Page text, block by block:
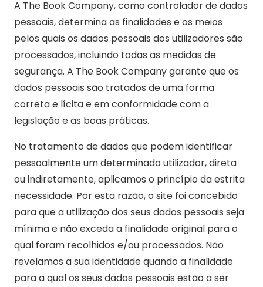
A The Book Company, como controlador de dados
pessoais, determina as finalidades e os meios
pelos quais os dados pessoais dos utilizadores são
processados, incluindo todas as medidas de
segurança. A The Book Company garante que os
dados pessoais são tratados de uma forma
correta e lícita e em conformidade com a
legislação e as boas práticas.
No tratamento de dados que podem identificar
pessoalmente um determinado utilizador, direta
ou indiretamente, aplicamos o princípio da estrita
necessidade. Por esta razão, o site foi concebido
para que a utilização dos seus dados pessoais seja
mínima e não exceda a finalidade original para o
qual foram recolhidos e/ou processados. Não
revelamos a sua identidade quando a finalidade
para a qual os seus dados pessoais estão a ser